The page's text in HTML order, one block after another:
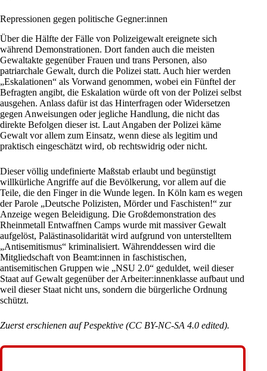
Repressionen gegen politische Gegner:innen
Über die Hälfte der Fälle von Polizeigewalt ereignete sich
während Demonstrationen. Dort fanden auch die meisten
Gewaltakte gegenüber Frauen und trans Personen, also
patriarchale Gewalt, durch die Polizei statt. Auch hier werden
„Eskalationen“ als Vorwand genommen, wobei ein Fünftel der
Befragten angibt, die Eskalation würde oft von der Polizei selbst
ausgehen. Anlass dafür ist das Hinterfragen oder Widersetzen
gegen Anweisungen oder jegliche Handlung, die nicht das
direkte Befolgen dieser ist. Laut Angaben der Polizei käme
Gewalt vor allem zum Einsatz, wenn diese als legitim und
praktisch eingeschätzt wird, ob rechtswidrig oder nicht.
Dieser völlig undefinierte Maßstab erlaubt und begünstigt
willkürliche Angriffe auf die Bevölkerung, vor allem auf die
Teile, die den Finger in die Wunde legen. In Köln kam es wegen
der Parole „Deutsche Polizisten, Mörder und Faschisten!“ zur
Anzeige wegen Beleidigung. Die Großdemonstration des
Rheinmetall Entwaffnen Camps wurde mit massiver Gewalt
aufgelöst, Palästinasolidarität wird aufgrund von unterstelltem
„Antisemitismus“ kriminalisiert. Währenddessen wird die
Mitgliedschaft von Beamt:innen in faschistischen,
antisemitischen Gruppen wie „NSU 2.0“ geduldet, weil dieser
Staat auf Gewalt gegenüber der Arbeiter:innenklasse aufbaut und
weil dieser Staat nicht uns, sondern die bürgerliche Ordnung
schützt.
Zuerst erschienen aufPespektive (CC BY-NC-SA 4.0 edited).